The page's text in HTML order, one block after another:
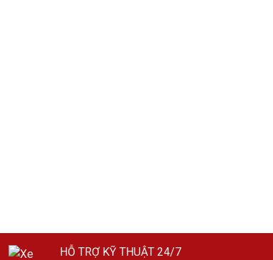
HỖ TRỢ KỸ THUẬT 24/7